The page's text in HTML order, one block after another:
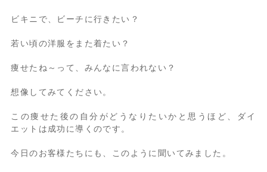
ビキニで、ビーチに行きたい？
若い頃の洋服をまた着たい？
痩せたね～って、みんなに言われない？
想像してみてください。
この痩せた後の自分がどうなりたいかと思うほど、ダイ
エットは成功に導くのです。
今日のお客様たちにも、このように聞いてみました。